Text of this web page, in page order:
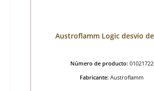
Austroflamm Logic desvío
Número de producto: 01021722
Fabricante: Austroflamm